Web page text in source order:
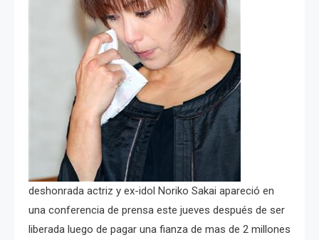
deshonrada actriz y ex-idol Noriko Sakai apareció en
una conferencia de prensa este jueves después de ser
liberada luego de pagar una fianza de mas de 2 millones